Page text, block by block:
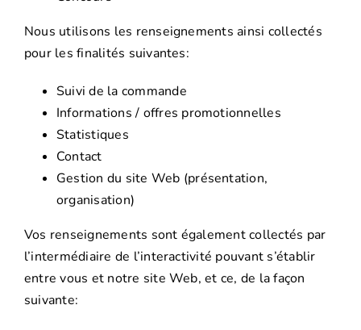
Nous utilisons les renseignements ainsi collectés
pour les finalités suivantes:
Suivi de la commande
Informations / offres promotionnelles
Statistiques
Contact
Gestion du site Web (présentation,
organisation)
Vos renseignements sont également collectés par
l’intermédiaire de l’interactivité pouvant s’établir
entre vous et notre site Web, et ce, de la façon
suivante: